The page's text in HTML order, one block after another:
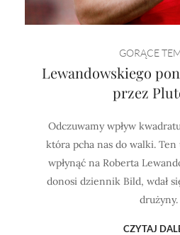
GORĄCE
Lewandowskiego
przez
Odczuwamy wpływ
która pcha nas do walki. Ten
wpłynąć na Roberta
donosi dziennik Bild, wdał
drużyny.
CZYTAJ